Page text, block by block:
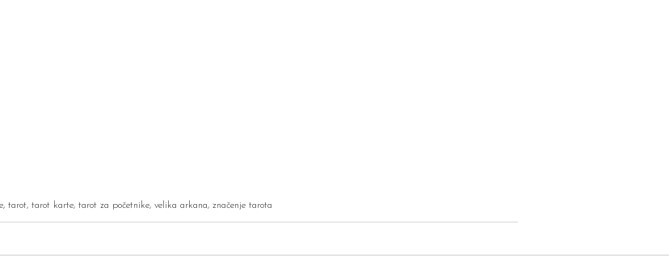
, tarot, tarot karte, tarot za početnike, velika arkana, značenje tarota